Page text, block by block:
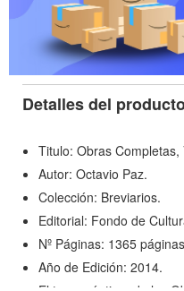
Detalles del
Titulo: Obras Completas,
Autor: Octavio Paz.
Colección: Breviarios.
Editorial: Fondo de
Nº Páginas: 1365
Año de Edición: 2014.